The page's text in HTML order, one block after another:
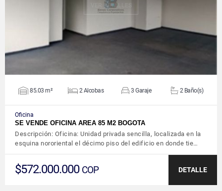
VER DETALLES
85.03 m² 2 Alcobas 3 Garaje 2 Baño(s)
Oficina
SE VENDE OFICINA AREA 85 M2 BOGOTA
Descripción: Oficina: Unidad privada sencilla, localizada en la
esquina nororiental el décimo piso del edificio en donde tie…
$572.000.000 COP DETALLE